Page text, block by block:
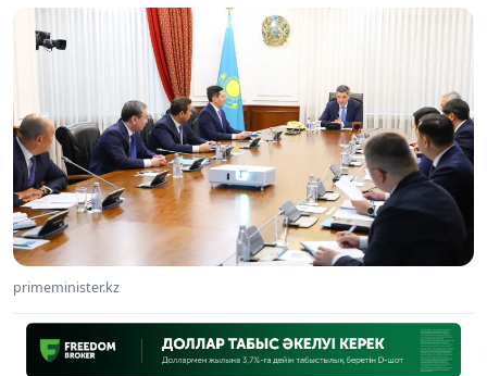
primeminister.kz